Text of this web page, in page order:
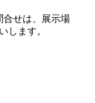
合せは、展示場
します。